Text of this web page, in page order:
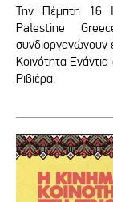
Την Πέμπτη 16
Palestine
Κοινότητα
Ριβιέρα.